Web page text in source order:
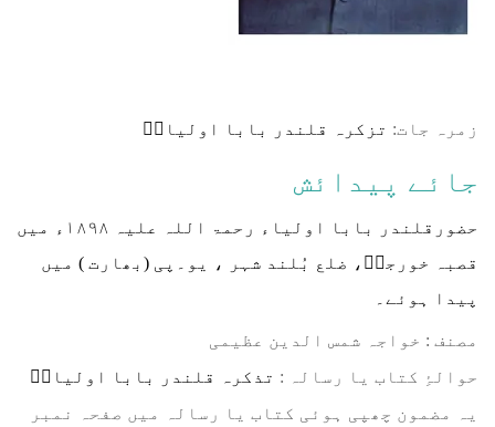
زمرہ جات: تزکرہ قلندر بابا اولیاءؒ
جائے پیدائش
حضورقلندر بابا اولیاء رحمۃ اللہ علیہ ۱۸۹۸ء میں
قصبہ خورجہؔ، ضلع بُلند شہر ، یو۔پی (بھارت ) میں
پیدا ہوئے۔
مصنف : خواجہ شمس الدین عظیمی
⁠⁠⁠حوالۂِ کتاب یا رسالہ : تذکرہ قلندر بابا اولیاءؒ
یہ مضمون چھپی ہوئی کتاب یا رسالہ میں صفحہ نمبر